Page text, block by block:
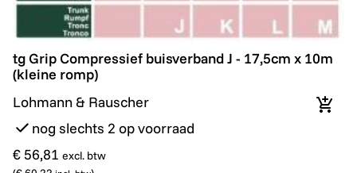
tg Grip Compressief buisverband J - 17,5cm x 10m
tg Grip Compressief buisverband J - 17,5cm x 10m
(kleine romp)
Lohmann & Rauscher
nog slechts 2 op voorraad
€ 56,81 excl. btw
In